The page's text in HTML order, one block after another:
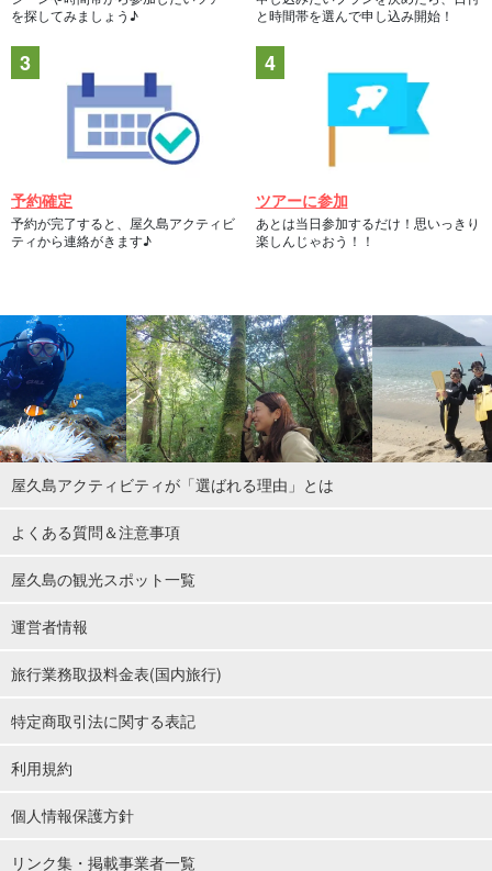
を探してみましょう♪
と時間帯を選んで申し込み開始！
予約確定
予約が完了すると、屋久島アクティビ
ティから連絡がきます♪
ツアーに参加
あとは当日参加するだけ！思いっきり
楽しんじゃおう！！
屋久島アクティビティが「選ばれる理由」とは
よくある質問＆注意事項
屋久島の観光スポット一覧
運営者情報
旅行業務取扱料金表(国内旅行)
特定商取引法に関する表記
利用規約
個人情報保護方針
リンク集・掲載事業者一覧